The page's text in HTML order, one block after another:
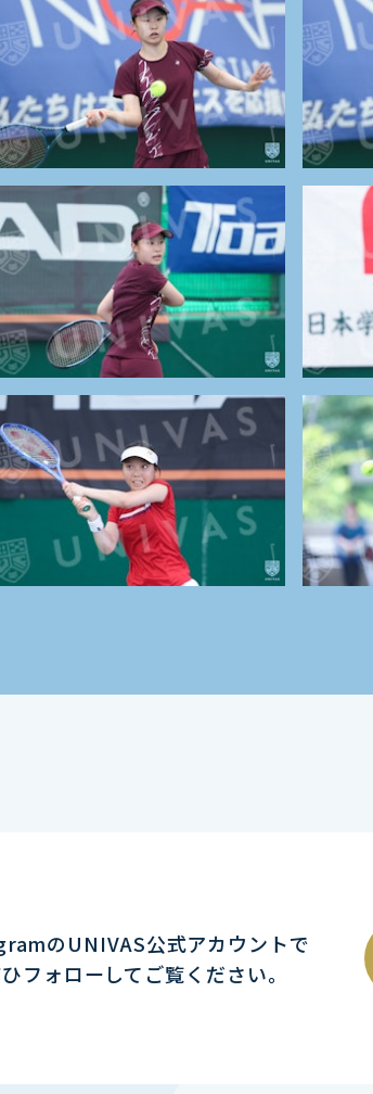
のUNIVAS公式アカウントで
フォローしてご覧ください｡